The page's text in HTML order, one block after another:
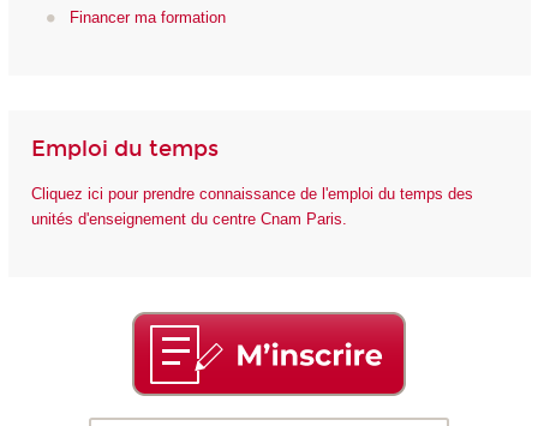
Financer ma formation
Emploi du temps
Cliquez ici pour prendre connaissance de l'emploi du temps des
unités d'enseignement du centre Cnam Paris.